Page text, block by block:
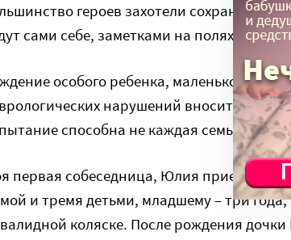
героев захотели сохранить
сами себе, заметками на полях
особого ребенка, маленького
нарушений вносит в
способна не каждая семья. Чаще
первая собеседница, Юлия приехала на
и тремя детьми, младшему – три года,
коляске. После рождения